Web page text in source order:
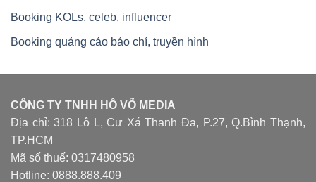
Booking KOLs, celeb, influencer
Booking quảng cáo báo chí, truyền hình
CÔNG TY TNHH HỒ VÕ MEDIA
Địa chỉ: 318 Lô L, Cư Xá Thanh Đa, P.27, Q.Bình Thạnh,
TP.HCM
Mã số thuế: 0317480958
Hotline: 0888.888.409